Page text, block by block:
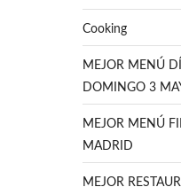
Cooking
MEJOR MENÚ
DOMINGO 3
MEJOR MENÚ
MADRID
MEJOR